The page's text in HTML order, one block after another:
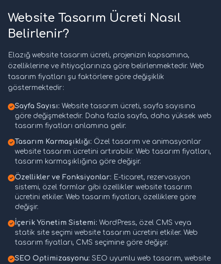
Website Tasarım Ücreti Nasıl
Belirlenir?
Elazığ website tasarım ücreti, projenizin kapsamına,
özelliklerine ve ihtiyaçlarınıza göre belirlenmektedir. Web
tasarım fiyatları şu faktörlere göre değişiklik
göstermektedir:
Sayfa Sayısı: Website tasarım ücreti, sayfa sayısına
göre değişmektedir. Daha fazla sayfa, daha yüksek web
tasarım fiyatları anlamına gelir.
Tasarım Karmaşıklığı: Özel tasarım ve animasyonlar
website tasarım ücretini artırabilir. Web tasarım fiyatları,
tasarım karmaşıklığına göre değişir.
Özellikler ve Fonksiyonlar: E-ticaret, rezervasyon
sistemi, özel formlar gibi özellikler website tasarım
ücretini etkiler. Web tasarım fiyatları, özelliklere göre
değişir.
İçerik Yönetim Sistemi: WordPress, özel CMS veya
statik site seçimi website tasarım ücretini etkiler. Web
tasarım fiyatları, CMS seçimine göre değişir.
SEO Optimizasyonu: SEO uyumlu web tasarım, website